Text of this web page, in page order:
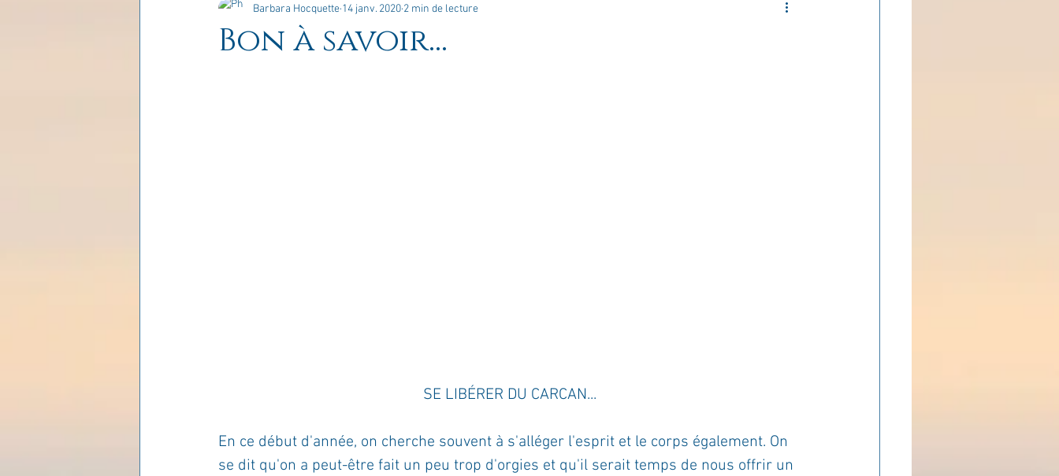
La parentalité De vous à moi... Rome : voyage Méthodologie
Bon à savoir...
Barbara Hocquette 14 janv. 2020 2 min de lecture
SE LIBÉRER DU CARCAN...
En ce début d'année, on cherche souvent à s'alléger l'esprit et le corps également. On
se dit qu'on a peut-être fait un peu trop d'orgies et qu'il serait temps de nous offrir un